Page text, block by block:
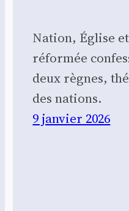
Nation, Église
réformée
deux règnes,
des nations.
9 janvier 2026